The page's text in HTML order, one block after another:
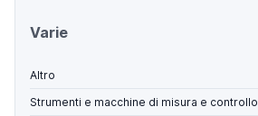
Varie
Altro
Strumenti e macchine di misura e controllo